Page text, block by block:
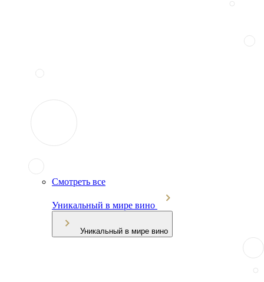
Смотреть все
Уникальный в мире вино
Уникальный в мире вино